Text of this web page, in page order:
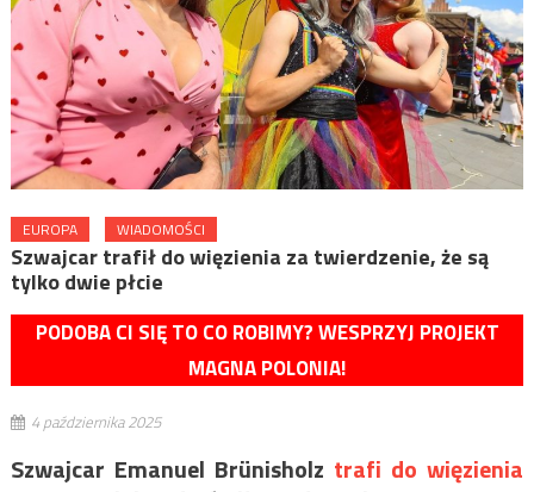
EUROPA WIADOMOŚCI
Szwajcar trafił do więzienia za twierdzenie, że są
tylko dwie płcie
PODOBA CI SIĘ TO CO ROBIMY? WESPRZYJ PROJEKT
MAGNA POLONIA!
4 października 2025
Szwajcar Emanuel Brünisholz trafi do więzienia